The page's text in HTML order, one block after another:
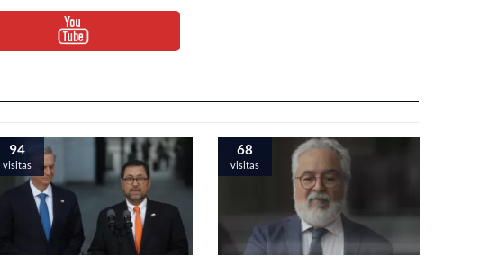
94
visitas
68
visitas